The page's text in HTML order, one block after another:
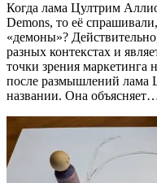
Когда лама Цултрим
Demons, то её
«демоны»?
разных контекстах и
точки зрения маркетинга
после размышлений лама
названии. Она